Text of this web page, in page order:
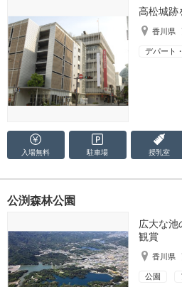
高松城跡
香川県
デパート
入場無料 駐車場 授乳室
公渕森林公園
広大な池
観賞
香川県
公園